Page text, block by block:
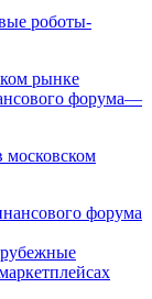
роботы-
форума—